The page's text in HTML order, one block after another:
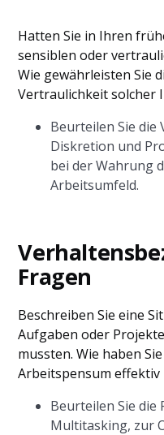
Hatten Sie in Ihren
sensiblen oder
Wie gewährleisten Sie
Vertraulichkeit solcher
Beurteilen Sie
Diskretion und
bei der Wahrung
Arbeitsumfeld.
Fragen
Beschreiben Sie eine
Aufgaben oder
mussten. Wie haben
Arbeitspensum effektiv
Beurteilen Sie die
Multitasking, zur